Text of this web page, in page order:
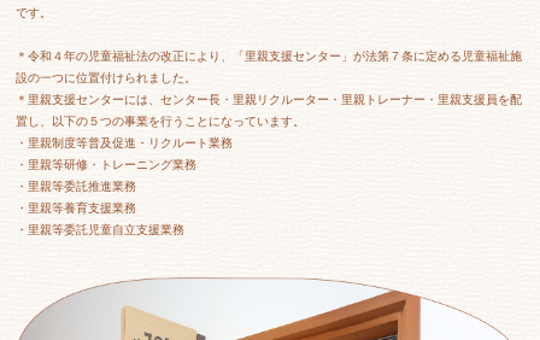
です。
＊令和４年の児童福祉法の改正により、「里親支援センター」が法第７条に定める児童福祉施
設の一つに位置付けられました。
＊里親支援センターには、センター長・里親リクルーター・里親トレーナー・里親支援員を配
置し、以下の５つの事業を行うことになっています。
・里親制度等普及促進・リクルート業務
・里親等研修・トレーニング業務
・里親等委託推進業務
・里親等養育支援業務
・里親等委託児童自立支援業務